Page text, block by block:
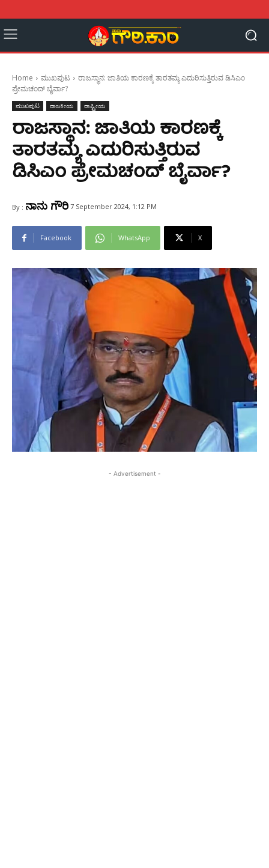
Home ಮುಖಪುಟ
ರಾಜಸ್ಥಾನ: ಜಾತಿಯ ಕಾರಣಕ್ಕೆ ತಾರತಮ್ಯ ಎದುರಿಸುತ್ತಿರುವ ಡಿಸಿಎಂ
ಪ್ರೇಮಚಂದ್ ಬೈರ್ವಾ?
ಮುಖಪುಟ ರಾಜಕೀಯ ರಾಷ್ಟ್ರೀಯ
ರಾಜಸ್ಥಾನ: ಜಾತಿಯ ಕಾರಣಕ್ಕೆ
ತಾರತಮ್ಯ ಎದುರಿಸುತ್ತಿರುವ
ಡಿಸಿಎಂ ಪ್ರೇಮಚಂದ್ ಬೈರ್ವಾ?
By : ನಾನು ಗೌರಿ 7 September 2024, 1:12 PM
Facebook WhatsApp X
- Advertisement -